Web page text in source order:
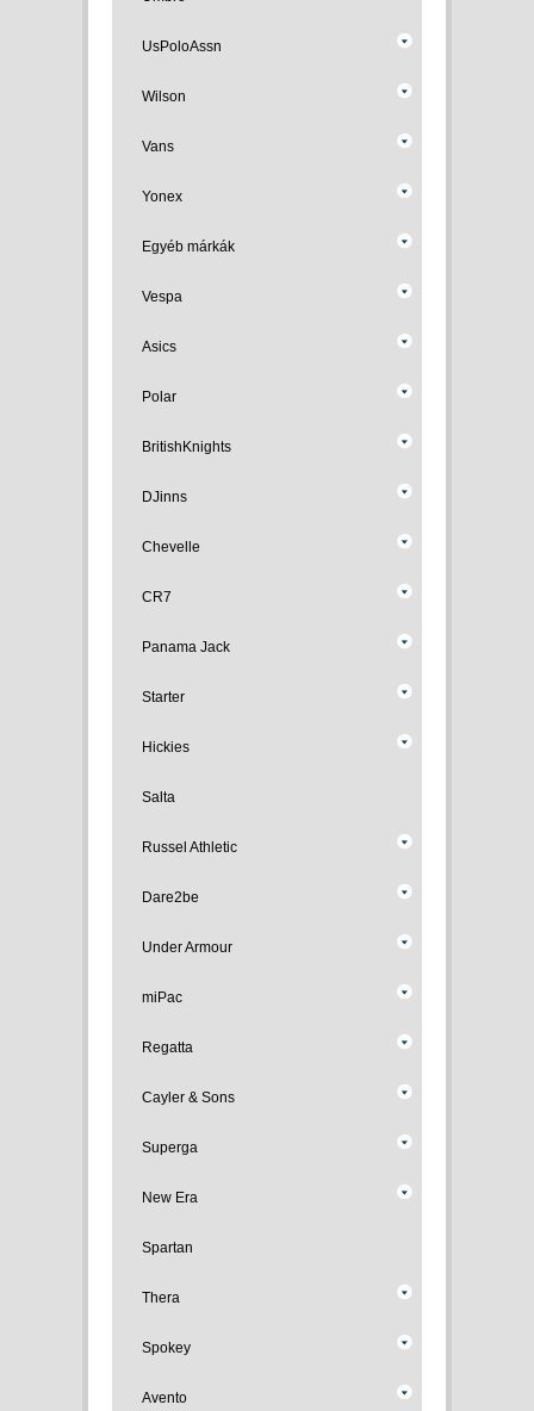
UsPoloAssn
Wilson
Vans
Yonex
Egyéb márkák
Vespa
Asics
Polar
BritishKnights
DJinns
Chevelle
CR7
Panama Jack
Starter
Hickies
Salta
Russel Athletic
Dare2be
Under Armour
miPac
Regatta
Cayler & Sons
Superga
New Era
Spartan
Thera
Spokey
Avento